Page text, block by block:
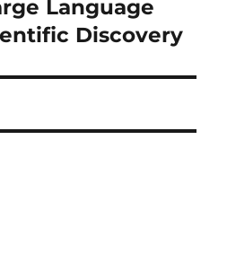
Language
Discovery